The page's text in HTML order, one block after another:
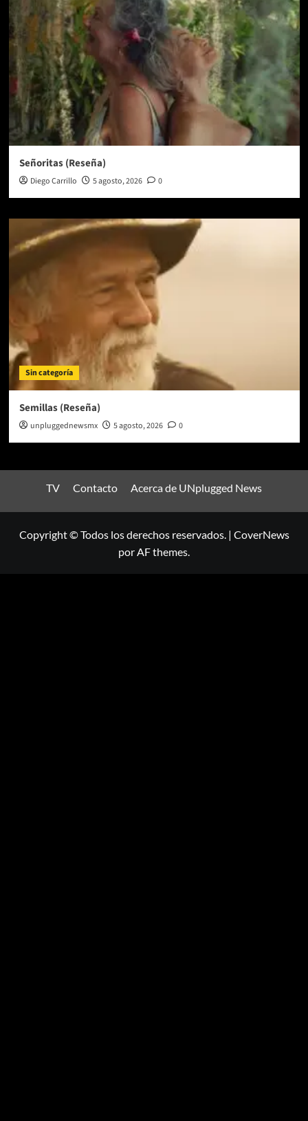
Señoritas (Reseña)
Diego Carrillo 5 agosto, 2026 0
Sin categoría
Semillas (Reseña)
unpluggednewsmx 5 agosto, 2026 0
TV Contacto Acerca de UNplugged News
Copyright © Todos los derechos reservados. | CoverNews
por AF themes.